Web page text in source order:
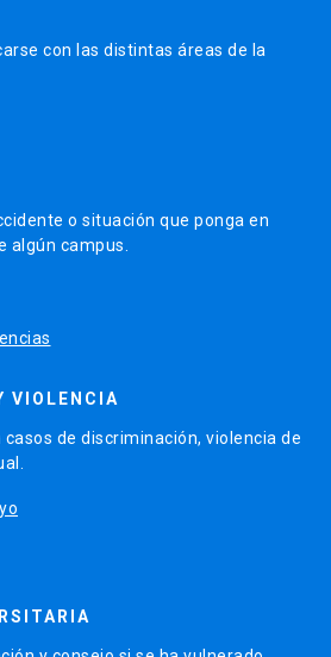
con las distintas áreas de la
o situación que ponga en
algún campus.
VIOLENCIA
de discriminación, violencia de